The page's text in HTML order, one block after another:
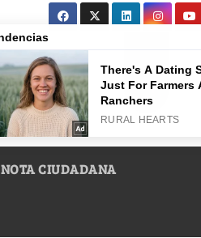
NOTA CIUDADANA